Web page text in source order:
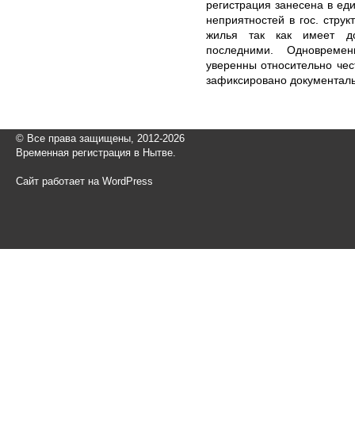
регистрация занесена в
неприятностей в гос.
жилья так как имеет
последними.
уверенны относительно
зафиксировано
© Все права защищены, 2012-2026
Временная регистрация в Нытве.
Сайт работает на WordPress